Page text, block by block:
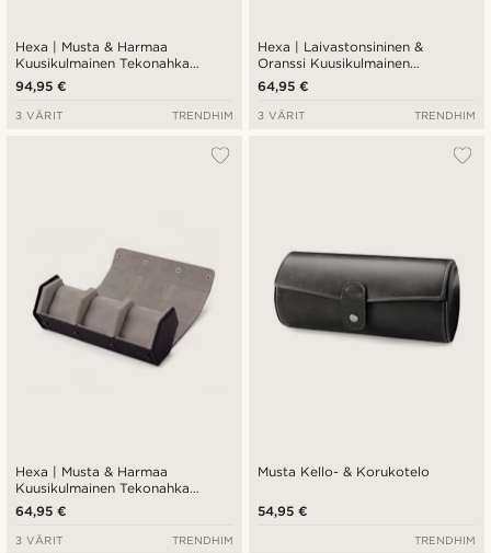
Hexa | Musta & Harmaa
Kuusikulmainen Tekonahka
Kellokotelo - 6 Kellolle
94,95 €
3 VÄRIT TRENDHIM
Hexa | Laivastonsininen &
Oranssi Kuusikulmainen
Tekonahka Kellokotelo - 3
Kellolle
64,95 €
3 VÄRIT TRENDHIM
Hexa | Musta & Harmaa
Kuusikulmainen Tekonahka
Kellokotelo - 3 Kellolle
64,95 €
3 VÄRIT TRENDHIM
Musta Kello- & Korukotelo
54,95 €
TRENDHIM